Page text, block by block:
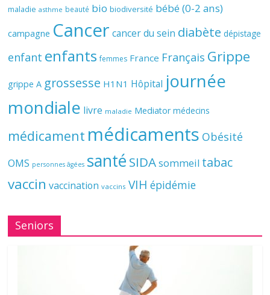
maladie asthme beauté bio biodiversité bébé (0-2 ans)
campagne Cancer cancer du sein diabète dépistage
enfant enfants femmes France Français Grippe
grippe A grossesse H1N1 Hôpital journée
mondiale livre maladie Mediator médecins
médicament médicaments Obésité
OMS personnes âgées santé SIDAsommeil tabac
vaccin vaccination vaccins VIH épidémie
Seniors